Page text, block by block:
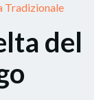
Tradizionale
del